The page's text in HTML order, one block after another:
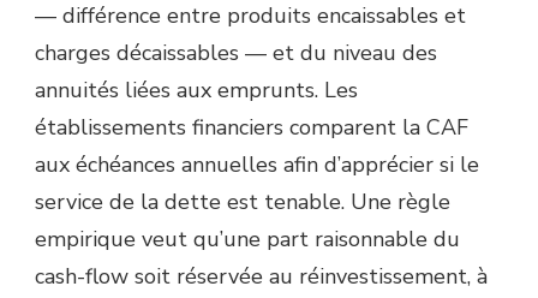
— différence entre produits encaissables et
charges décaissables — et du niveau des
annuités liées aux emprunts. Les
établissements financiers comparent la CAF
aux échéances annuelles afin d’apprécier si le
service de la dette est tenable. Une règle
empirique veut qu’une part raisonnable du
cash-flow soit réservée au réinvestissement, à